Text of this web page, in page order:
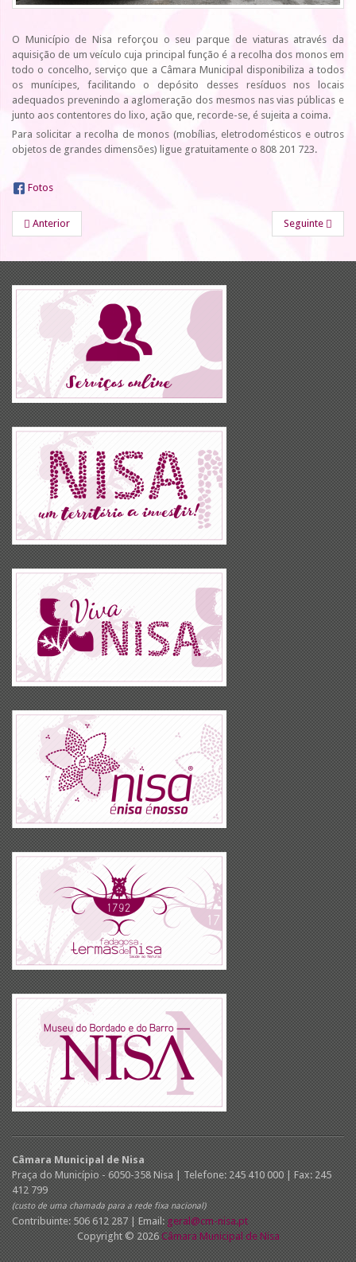
O Município de Nisa reforçou o seu parque de viaturas através da
aquisição de um veículo cuja principal função é a recolha dos monos em
todo o concelho, serviço que a Câmara Municipal disponibiliza a todos
os munícipes, facilitando o depósito desses resíduos nos locais
adequados prevenindo a aglomeração dos mesmos nas vias públicas e
junto aos contentores do lixo, ação que, recorde-se, é sujeita a coima.
Para solicitar a recolha de monos (mobílias, eletrodomésticos e outros
objetos de grandes dimensões) ligue gratuitamente o 808 201 723.
Fotos
Anterior Seguinte
Câmara Municipal de Nisa
Praça do Município - 6050-358 Nisa | Telefone: 245 410 000 | Fax: 245
412 799
(custo de uma chamada para a rede fixa nacional)
Contribuinte: 506 612 287 | Email: geral@cm-nisa.pt
Copyright © 2026 Câmara Municipal de Nisa